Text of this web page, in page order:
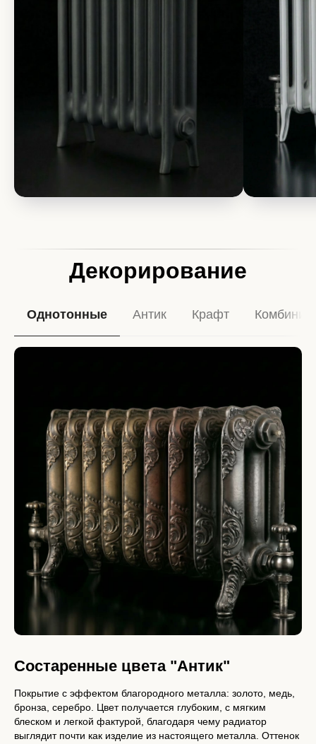
Декорирование
Однотонные Антик Крафт
Состаренные цвета "Антик"
Покрытие с эффектом благородного металла: золото, медь,
бронза, серебро. Цвет получается глубоким, с мягким
блеском и легкой фактурой, благодаря чему радиатор
выглядит почти как изделие из настоящего металла. Оттенок